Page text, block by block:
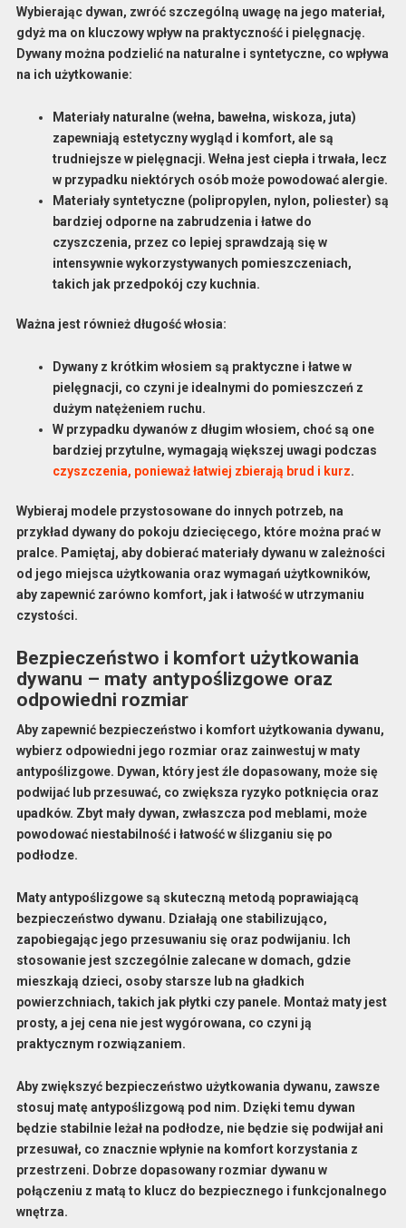
Wybierając dywan, zwróć szczególną uwagę na jego materiał,
gdyż ma on kluczowy wpływ na praktyczność i pielęgnację.
Dywany można podzielić na naturalne i syntetyczne, co wpływa
na ich użytkowanie:
Materiały naturalne(wełna, bawełna, wiskoza, juta)
zapewniają estetyczny wygląd i komfort, ale są
trudniejsze w pielęgnacji. Wełna jest ciepła i trwała, lecz
w przypadku niektórych osób może powodować alergie.
Materiały syntetyczne(polipropylen, nylon, poliester) są
bardziej odporne na zabrudzenia i łatwe do
czyszczenia, przez co lepiej sprawdzają się w
intensywnie wykorzystywanych pomieszczeniach,
takich jak przedpokój czy kuchnia.
Ważna jest również długość włosia:
Dywany z krótkim włosiem są praktyczne i łatwe w
pielęgnacji, co czyni je idealnymi do pomieszczeń z
dużym natężeniem ruchu.
W przypadku dywanów z długim włosiem, choć są one
bardziej przytulne, wymagają większej uwagi podczas
czyszczenia, ponieważ łatwiej zbierają brud i kurz.
Wybieraj modele przystosowane do innych potrzeb, na
przykład dywany do pokoju dziecięcego, które można prać w
pralce. Pamiętaj, aby dobierać materiały dywanu w zależności
od jego miejsca użytkowania oraz wymagań użytkowników,
aby zapewnić zarówno komfort, jak i łatwość w utrzymaniu
czystości.
Bezpieczeństwo i komfort użytkowania
dywanu – maty antypoślizgowe oraz
odpowiedni rozmiar
Aby zapewnić bezpieczeństwo i komfort użytkowania dywanu,
wybierz odpowiedni jego rozmiar oraz zainwestuj w maty
antypoślizgowe. Dywan, który jest źle dopasowany, może się
podwijać lub przesuwać, co zwiększa ryzyko potknięcia oraz
upadków. Zbyt mały dywan, zwłaszcza pod meblami, może
powodować niestabilność i łatwość w ślizganiu się po
podłodze.
Matyantypoślizgowesą skuteczną metodą poprawiającą
bezpieczeństwo dywanu. Działają one stabilizująco,
zapobiegając jego przesuwaniu się oraz podwijaniu. Ich
stosowanie jest szczególnie zalecane w domach, gdzie
mieszkają dzieci, osoby starsze lub na gładkich
powierzchniach, takich jak płytki czy panele. Montaż maty jest
prosty, a jej cena nie jest wygórowana, co czyni ją
praktycznym rozwiązaniem.
Aby zwiększyć bezpieczeństwo użytkowania dywanu, zawsze
stosuj matęantypoślizgową pod nim. Dzięki temu dywan
będzie stabilnie leżał na podłodze, nie będzie się podwijał ani
przesuwał, co znacznie wpłynie na komfort korzystania z
przestrzeni. Dobrze dopasowany rozmiar dywanu w
połączeniu z matą to klucz do bezpiecznego i funkcjonalnego
wnętrza.